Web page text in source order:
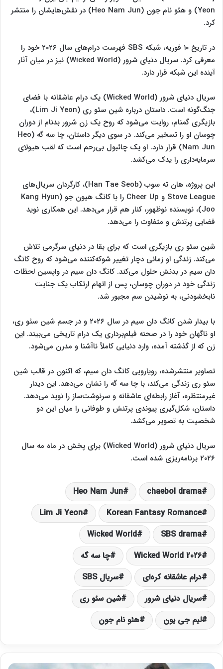
Yeon) و هئو نام جون (Heo Nam Jun) در نقش‌هایشان را منتشر
کرد.
در تاریخ ۱۰ فوریه، شبکه SBS فهرست درام‌های سال ۲۰۲۶ خود را
معرفی کرد. سریال دنیای شرور (Wicked World) نیز در میان آثار
آینده این شبکه قرار دارد.
سریال دنیای شرور (Wicked World) یک درام عاشقانه با فضای
جنگ‌گونه است. داستان درباره شین سئو ری (Lim Ji Yeon)،
بازیگری گمنام، روایت می‌شود که روح یک زن شرور بدنام از دوران
چوسان او را تسخیر می‌کند. در سوی دیگر داستان، چا سه گه (Heo
Nam Jun) قرار دارد. او یک چائبول بی‌رحم است که لقب هیولای
سرمایه‌داری را یدک می‌کشد.
این پروژه، هان ته سوب (Han Tae Seob)، کارگردان سریال‌های
Stove League و Cheer Up را با کانگ هیون جو (Kang Hyun
Joo)، نویسنده نوظهور، کنار هم قرار می‌دهد. این همکاری نوید
فضایی پرتنش و متفاوت را می‌دهد.
شین سئو ری بازیگری است که برای بقا در دنیای سرگرمی تلاش
می‌کند. زندگی او زمانی دچار تغییر شوکه‌کننده می‌شود که روح کانگ
دان سیم در بدنش حلول می‌کند. کانگ دان سیم در واپسین لحظات
زندگی خود در دوران چوسان، پس از اتهام ارتکاب یک جنایت
نابخشودنی، به نوشیدن سم مجبور شد.
با بیدار شدن کانگ دان سیم در سال ۲۰۲۶ و در جسم شین سئو ری،
او ناگهان خود را در صحنه فیلم‌برداری یک درام تاریخی می‌بیند. این
زن که از گذشته آمده، وارد دنیایی کاملاً ناآشنا و مدرن می‌شود.
تصاویر منتشرشده، رویارویی کانگ دان سیم، که اکنون در قالب شین
سئو ری زندگی می‌کند، با چا سه گه را نشان می‌دهد. این دیدار
غیرمنتظره، آغاز رابطه‌ای عاشقانه و سرنوشت‌ساز را نوید می‌دهد.
داستان، شکل‌گیری پیوندی پرتنش و طوفانی را میان این دو
شخصیت به تصویر می‌کشد.
سریال دنیای شرور (Wicked World) برای پخش در ماه مه سال
۲۰۲۶ برنامه‌ریزی شده است.
chaebol drama
Heo Nam Jun
Korean Fantasy Romance
Lim Ji Yeon
SBS drama
Wicked World
Wicked World 2026
چا سه گه
درام عاشقانه کره‌ای
سریال SBS
سریال دنیای شرور
شین سئو ری
لیم جی یون
هئو نام جون